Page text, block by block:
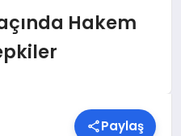
Hakem
Paylaş